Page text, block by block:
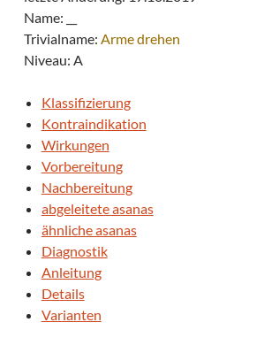
Name: __
Trivialname: Arme drehen
Niveau: A
Klassifizierung
Kontraindikation
Wirkungen
Vorbereitung
Nachbereitung
abgeleitete asanas
ähnliche asanas
Diagnostik
Anleitung
Details
Varianten